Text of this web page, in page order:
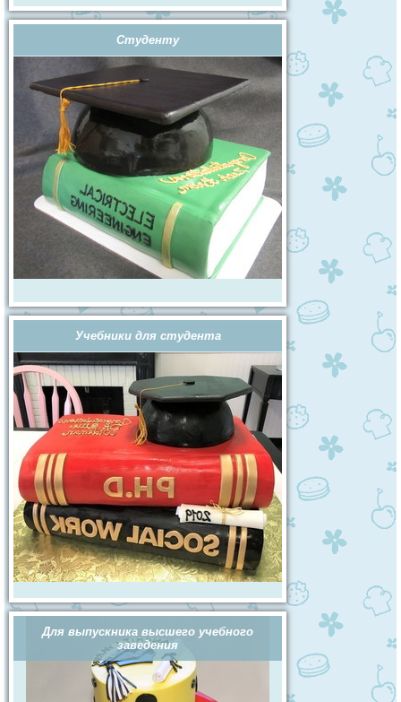
Студенту
Учебники для студента
Для выпускника высшего учебного
заведения